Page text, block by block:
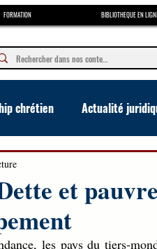
FORMATION BIBLIOTHEQUE EN
chrétien Actualité
en art oratoire
et
les pays du tiers-